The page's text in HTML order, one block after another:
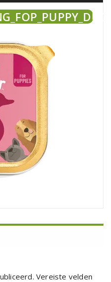
Vereiste velden